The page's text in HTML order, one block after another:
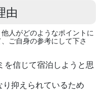
由
人がどのようなポイントに
ご自身の参考にして下さ
を信じて宿泊しようと思
抑えられているため